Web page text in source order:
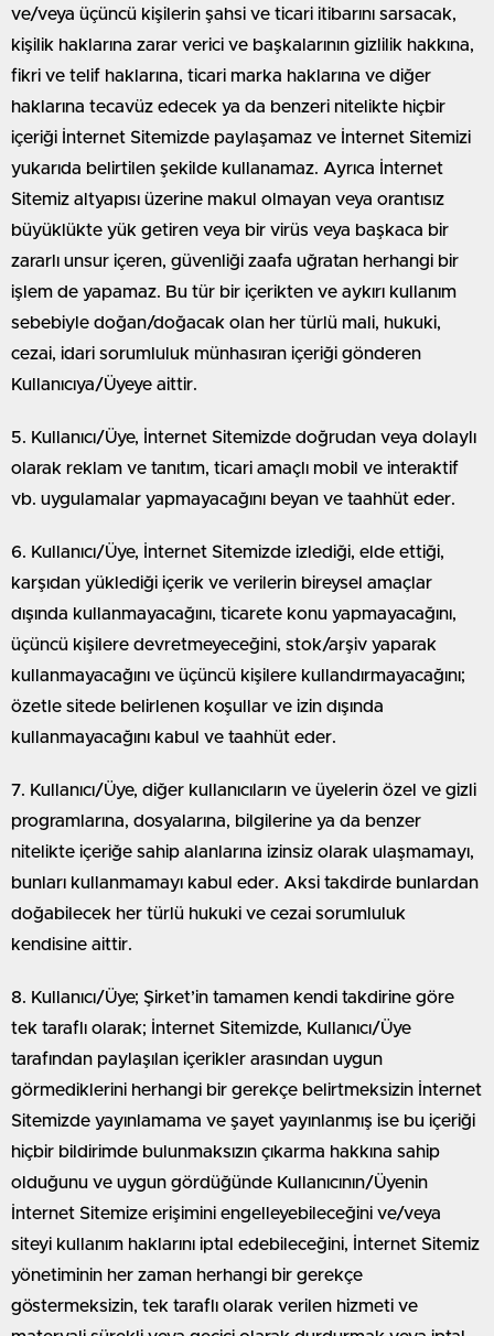
ve/veya üçüncü kişilerin şahsi ve ticari itibarını sarsacak,
kişilik haklarına zarar verici ve başkalarının gizlilik hakkına,
fikri ve telif haklarına, ticari marka haklarına ve diğer
haklarına tecavüz edecek ya da benzeri nitelikte hiçbir
içeriği İnternet Sitemizde paylaşamaz ve İnternet Sitemizi
yukarıda belirtilen şekilde kullanamaz. Ayrıca İnternet
Sitemiz altyapısı üzerine makul olmayan veya orantısız
büyüklükte yük getiren veya bir virüs veya başkaca bir
zararlı unsur içeren, güvenliği zaafa uğratan herhangi bir
işlem de yapamaz. Bu tür bir içerikten ve aykırı kullanım
sebebiyle doğan/doğacak olan her türlü mali, hukuki,
cezai, idari sorumluluk münhasıran içeriği gönderen
Kullanıcıya/Üyeye aittir.
5. Kullanıcı/Üye, İnternet Sitemizde doğrudan veya dolaylı
olarak reklam ve tanıtım, ticari amaçlı mobil ve interaktif
vb. uygulamalar yapmayacağını beyan ve taahhüt eder.
6. Kullanıcı/Üye, İnternet Sitemizde izlediği, elde ettiği,
karşıdan yüklediği içerik ve verilerin bireysel amaçlar
dışında kullanmayacağını, ticarete konu yapmayacağını,
üçüncü kişilere devretmeyeceğini, stok/arşiv yaparak
kullanmayacağını ve üçüncü kişilere kullandırmayacağını;
özetle sitede belirlenen koşullar ve izin dışında
kullanmayacağını kabul ve taahhüt eder.
7. Kullanıcı/Üye, diğer kullanıcıların ve üyelerin özel ve gizli
programlarına, dosyalarına, bilgilerine ya da benzer
nitelikte içeriğe sahip alanlarına izinsiz olarak ulaşmamayı,
bunları kullanmamayı kabul eder. Aksi takdirde bunlardan
doğabilecek her türlü hukuki ve cezai sorumluluk
kendisine aittir.
8. Kullanıcı/Üye; Şirket’in tamamen kendi takdirine göre
tek taraflı olarak; İnternet Sitemizde, Kullanıcı/Üye
tarafından paylaşılan içerikler arasından uygun
görmediklerini herhangi bir gerekçe belirtmeksizin İnternet
Sitemizde yayınlamama ve şayet yayınlanmış ise bu içeriği
hiçbir bildirimde bulunmaksızın çıkarma hakkına sahip
olduğunu ve uygun gördüğünde Kullanıcının/Üyenin
İnternet Sitemize erişimini engelleyebileceğini ve/veya
siteyi kullanım haklarını iptal edebileceğini, İnternet Sitemiz
yönetiminin her zaman herhangi bir gerekçe
göstermeksizin, tek taraflı olarak verilen hizmeti ve